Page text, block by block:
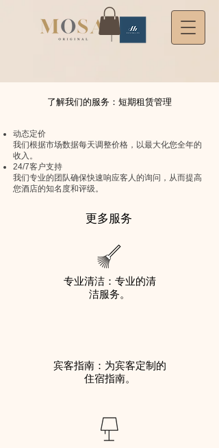
了解我们的服务：短期租赁管理
动态定价
我们根据市场数据每天调整价格，以最大化您全年的
收入。
24/7客户支持
我们专业的团队确保快速响应客人的询问，从而提高
您酒店的知名度和评级。
更多服务
专业清洁：专业的清
洁服务。
宾客指南：为宾客定制的
住宿指南。